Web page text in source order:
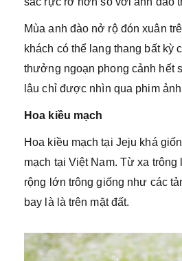
Mùa anh đào nở rộ đón xuân
khách có thể lang thang bất kỳ
thưởng ngoạn phong cảnh hết
lâu chỉ được nhìn qua phim
Hoa kiều mạch
Hoa kiều mạch tại Jeju khá
mạch tại Việt Nam. Từ xa trông
rộng lớn trông giống như các
bay là là trên mặt đất.